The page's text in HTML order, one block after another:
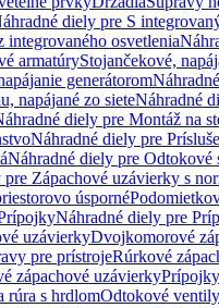
diely pre S
integrovaného osvetlenia
armatúryStojančekové,
generátorom
napájané zo sieteNáhradné
diely pre Montáž na
Náhradné diely pre
Náhradné diely pre Odtokové
Zápachové uzávierky s
úsporné
Náhradné diely pre
uzávierkyDvojkomorové
pre prístrojeRúrkové
zápachové uzávierkyPrípojky
rúra s hrdlomOdtokové ventily